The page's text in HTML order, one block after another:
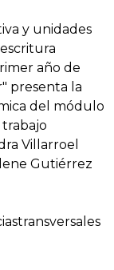
y unidades
año de
presenta la
del módulo
trabajo
Villarroel
Gutiérrez